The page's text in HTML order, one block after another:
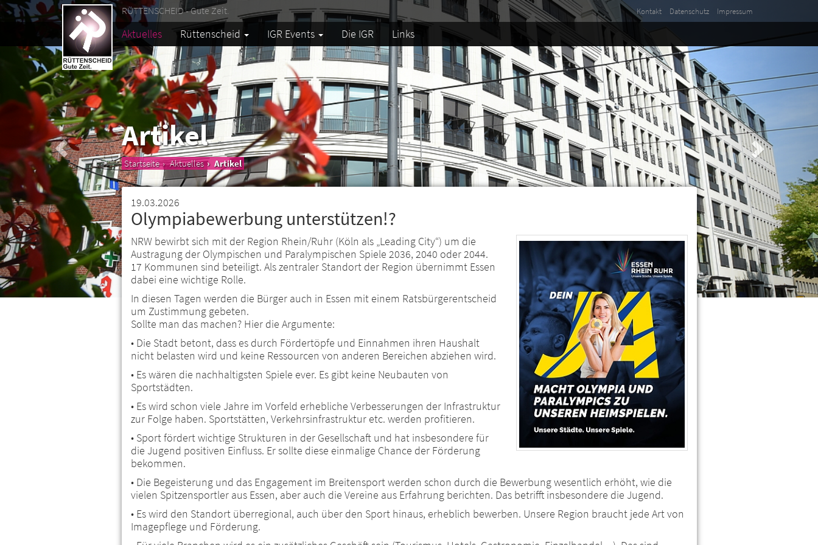
RÜTTENSCHEID - Gute Zeit. Kontakt Datenschutz Impressum
Aktuelles Rüttenscheid IGR Events Die IGR Links
Artikel
Startseite Aktuelles Artikel
19.03.2026
Olympiabewerbung unterstützen!?
NRW bewirbt sich mit der Region Rhein/Ruhr (Köln als „Leading City“) um die
Austragung der Olympischen und Paralympischen Spiele 2036, 2040 oder 2044.
17 Kommunen sind beteiligt. Als zentraler Standort der Region übernimmt Essen
dabei eine wichtige Rolle.
In diesen Tagen werden die Bürger auch in Essen mit einem Ratsbürgerentscheid
um Zustimmung gebeten.
Sollte man das machen? Hier die Argumente:
• Die Stadt betont, dass es durch Fördertöpfe und Einnahmen ihren Haushalt
nicht belasten wird und keine Ressourcen von anderen Bereichen abziehen wird.
• Es wären die nachhaltigsten Spiele ever. Es gibt keine Neubauten von
Sportstädten.
• Es wird schon viele Jahre im Vorfeld erhebliche Verbesserungen der Infrastruktur
zur Folge haben. Sportstätten, Verkehrsinfrastruktur etc. werden profitieren.
• Sport fördert wichtige Strukturen in der Gesellschaft und hat insbesondere für
die Jugend positiven Einfluss. Er sollte diese einmalige Chance der Förderung
bekommen.
• Die Begeisterung und das Engagement im Breitensport werden schon durch die Bewerbung wesentlich erhöht, wie die
vielen Spitzensportler aus Essen, aber auch die Vereine aus Erfahrung berichten. Das betrifft insbesondere die Jugend.
• Es wird den Standort überregional, auch über den Sport hinaus, erheblich bewerben. Unsere Region braucht jede Art von
Imagepflege und Förderung.